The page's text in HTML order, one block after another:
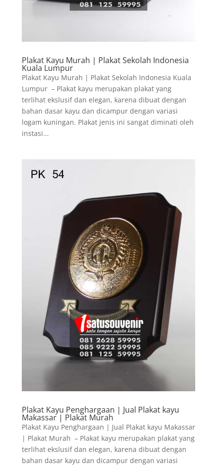
Plakat Kayu Murah | Plakat Sekolah Indonesia
Kuala Lumpur
Plakat Kayu Murah | Plakat Sekolah Indonesia Kuala
Lumpur – Plakat kayu merupakan plakat yang
terlihat ekslusif dan elegan, karena dibuat dengan
bahan dasar kayu dan dicampur dengan variasi
logam kuningan. Plakat jenis ini sangat diminati oleh
instasi...
Plakat Kayu Penghargaan | Jual Plakat kayu
Makassar | Plakat Murah
Plakat Kayu Penghargaan | Jual Plakat kayu Makassar
| Plakat Murah – Plakat kayu merupakan plakat yang
terlihat ekslusif dan elegan, karena dibuat dengan
bahan dasar kayu dan dicampur dengan variasi